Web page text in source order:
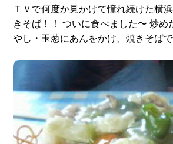
ＴＶで何度か見かけて憧れ続けた横
きそば！！ ついに食べました〜 炒め
やし・玉葱にあんをかけ、焼きそば